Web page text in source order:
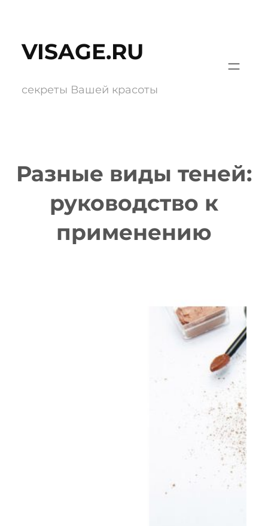
содержимому
VISAGE.RU
секреты Вашей красоты
Разные виды теней:
руководство к
применению